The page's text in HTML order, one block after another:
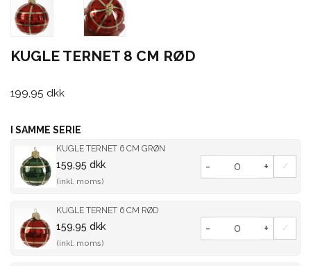
KUGLE TERNET 8 CM RØD
199,95 dkk
I SAMME SERIE
KUGLE TERNET 6 CM GRØN
159,95 dkk
(inkl. moms)
- +
KUGLE TERNET 6 CM RØD
159,95 dkk
(inkl. moms)
- +